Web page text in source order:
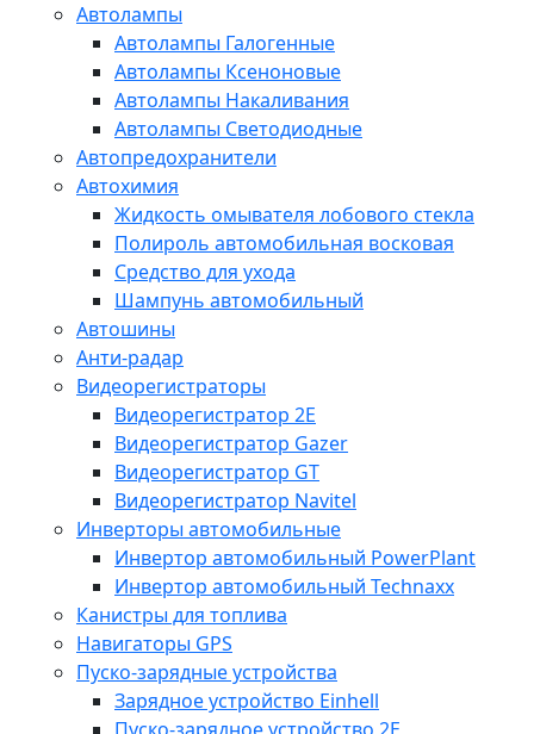
Автолампы
Автолампы Галогенные
Автолампы Ксеноновые
Автолампы Накаливания
Автолампы Светодиодные
Автопредохранители
Автохимия
Жидкость омывателя лобового стекла
Полироль автомобильная восковая
Средство для ухода
Шампунь автомобильный
Автошины
Анти-радар
Видеорегистраторы
Видеорегистратор 2E
Видеорегистратор Gazer
Видеорегистратор GT
Видеорегистратор Navitel
Инверторы автомобильные
Инвертор автомобильный PowerPlant
Инвертор автомобильный Technaxx
Канистры для топлива
Навигаторы GPS
Пуско-зарядные устройства
Зарядное устройство Einhell